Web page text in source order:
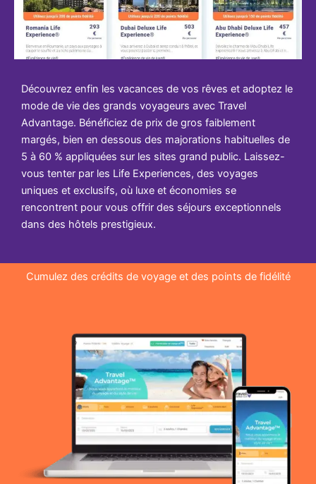
Découvrez enfin les vacances de vos rêves et adoptez le
mode de vie des grands voyageurs avec Travel
Advantage. Bénéficiez de prix de gros faiblement
margés, bien en dessous des majorations habituelles de
5 à 60 % appliquées sur les sites grand public. Laissez-
vous tenter par les Life Experiences, des voyages
uniques et exclusifs, où luxe et économies se
rencontrent pour vous offrir des séjours exceptionnels
dans des hôtels prestigieux.
Cumulez des crédits de voyage et des points de fidélité